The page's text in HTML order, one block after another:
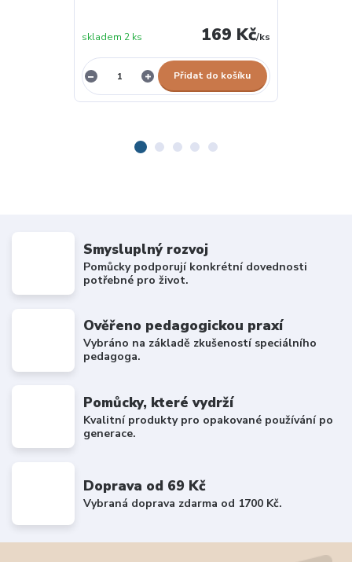
169 Kč/ks
skladem 2 ks
Přidat do košíku
Smysluplný rozvoj
Pomůcky podporují konkrétní dovednosti
potřebné pro život.
Ověřeno pedagogickou praxí
Vybráno na základě zkušeností speciálního
pedagoga.
Pomůcky, které vydrží
Kvalitní produkty pro opakované používání po
generace.
Doprava od 69 Kč
Vybraná doprava zdarma od 1700 Kč.